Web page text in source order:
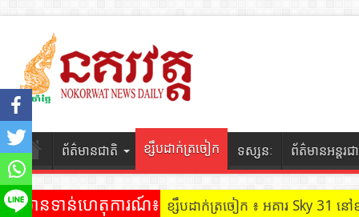
ព័ត៌មានជាតិ ខ្សឹបដាក់ត្រចៀក ទស្សនៈ ព័ត៌មានអន្តរជ
ព័ត៌មានទាន់ហេតុការណ៍៖ ខ្សឹបដាក់ត្រចៀក ៖ អគារ Sky 31
ខ្សឹបដាក់ត្រចៀក ៖ ដល់ករ ! ឈ្មួញដឹក